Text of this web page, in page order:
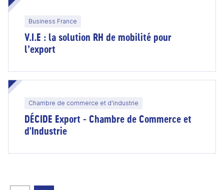
Business France
V.I.E : la solution RH de mobilité pour
l’export
Chambre de commerce et d'industrie
DÉCIDE Export - Chambre de Commerce et
d'Industrie